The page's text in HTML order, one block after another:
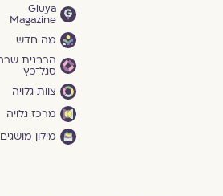
Gluya
Magazine
מה חדש
הרבנית שרה
סגל־כץ
צוות גלויה
מרכז גלויה
מילון מושגים